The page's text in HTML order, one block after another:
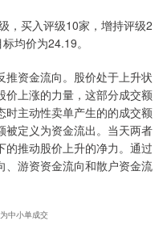
，买入评级10家，增持评级2
均价为24.19。
推资金流向。股价处于上升状
价上涨的力量，这部分成交额
时主动性卖单产生的的成交额
被定义为资金流出。当天两者
的推动股价上升的净力。通过
、游资资金流向和散户资金流
中小单成交